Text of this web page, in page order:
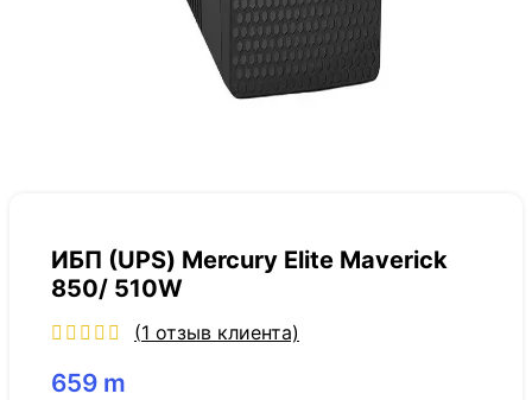
ИБП (UPS) Mercury Elite Maverick
850/ 510W
(1 отзыв клиента)
659 m